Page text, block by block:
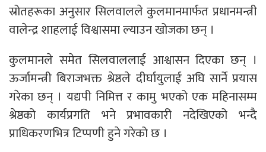
स्रोतहरूका अनुसार सिलवालले कुलमानमार्फत प्रधानमन्त्री
वालेन्द्र शाहलाई विश्वासमा ल्याउन खोजका छन् ।
कुलमानले समेत सिलवाललाई आश्वासन दिएका छन् ।
ऊर्जामन्त्री बिराजभक्त श्रेष्ठले दीर्घायुलाई अघि सार्ने प्रयास
गरेका छन् । यद्यपी निमित्त र कामु भएको एक महिनासम्म
श्रेष्ठको कार्यप्रगति भने प्रभावकारी नदेखिएको भन्दै
प्राधिकरणभित्र टिप्पणी हुने गरेको छ ।